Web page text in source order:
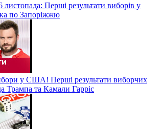
Перші результати виборів у
по Запоріжжю
у США! Перші результати виборчих
Трампа та Камали Гарріс